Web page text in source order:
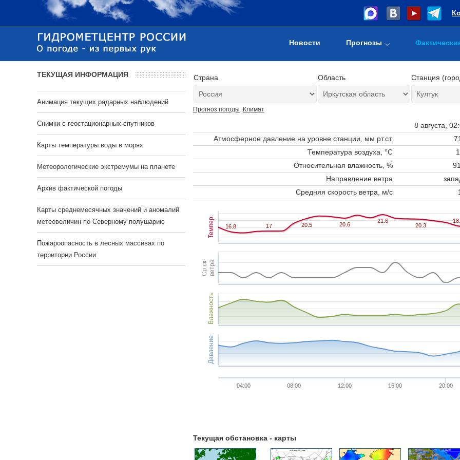
Новости Прогнозы
Страна Область Станция
Прогноз погоды Климат
8 августа,
Атмосферное давление на уровне станции, мм рт.ст.
Температура воздуха, °C
Относительная влажность, %
Направление ветра
Средняя скорость ветра, м/с
1
Темпер.
Ср.ск.ветра
Влажность
Давление
16.8
16.8 17
17 20.5
20.5 20.6
20.6
21.6
21.6
20.3
20.3
04:00 08:00 12:00 16:00 20:00
Текущая обстановка - карты
ТЕКУЩАЯ ИНФОРМАЦИЯ
Анимация текущих радарных наблюдений
Cнимки с геостационарных спутников
Карты температуры воды в морях
Метеорологические экстремумы на планете
Архив фактической погоды
Карты среднемесячных значений и аномалий
метеовеличин по Северному полушарию
Пожароопасность в лесных массивах по
территории России